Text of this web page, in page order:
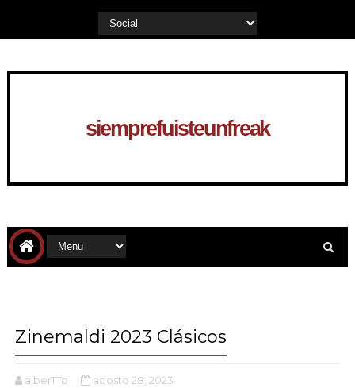
siemprefuisteunfreak
Zinemaldi 2023 Clásicos
alberTTo agosto 28, 2023